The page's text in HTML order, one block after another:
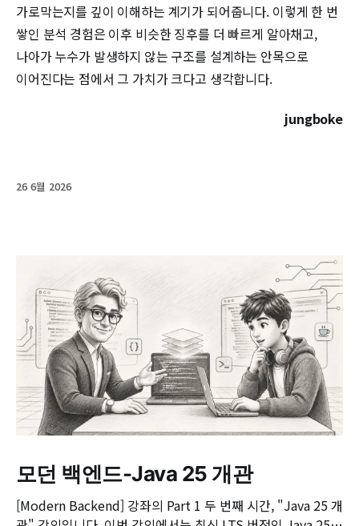
가로막는지를 깊이 이해하는 계기가 되어줍니다. 이렇게 한 번
쌓인 분석 경험은 이후 비슷한 징후를 더 빠르게 알아채고,
나아가 누수가 발생하지 않는 구조를 설계하는 안목으로
이어진다는 점에서 그 가치가 크다고 생각합니다.
jungboke
26 6월 2026
모던 백엔드-Java 25 개관
[Modern Backend] 강좌의 Part 1 두 번째 시간, "Java 25 개